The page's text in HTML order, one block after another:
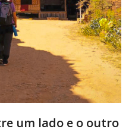
um lado e o outro